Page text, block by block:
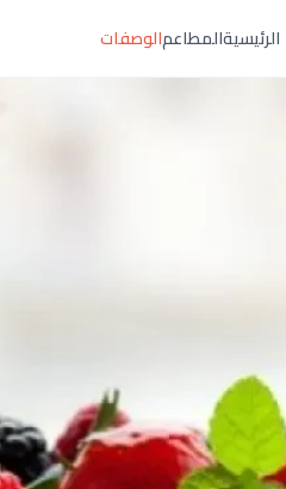
الرئيسيةالمطاعمالوصفات